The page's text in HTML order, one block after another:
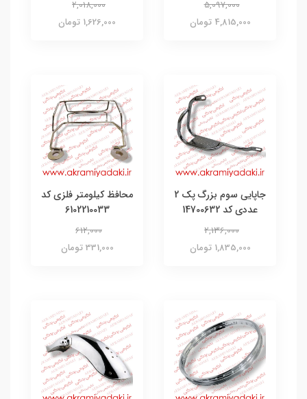
5,097,000
4,815,000 تومان
2,018,000
1,626,000 تومان
جاپایی سوم بزرگ پک 2
عددی کد 14700632
2,136,000
1,835,000 تومان
محافظ کیلومتر فلزی کد
6102210033
612,000
331,000 تومان